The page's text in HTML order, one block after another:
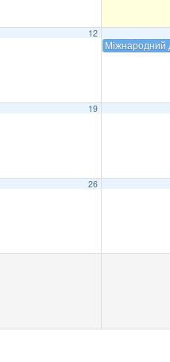
12
Міжнародний
19
26